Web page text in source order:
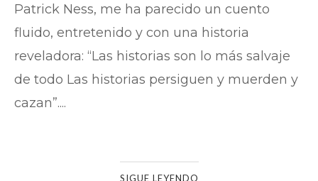
Patrick Ness, me ha parecido un cuento
fluido, entretenido y con una historia
reveladora: “Las historias son lo más salvaje
de todo Las historias persiguen y muerden y
cazan”....
SIGUE LEYENDO